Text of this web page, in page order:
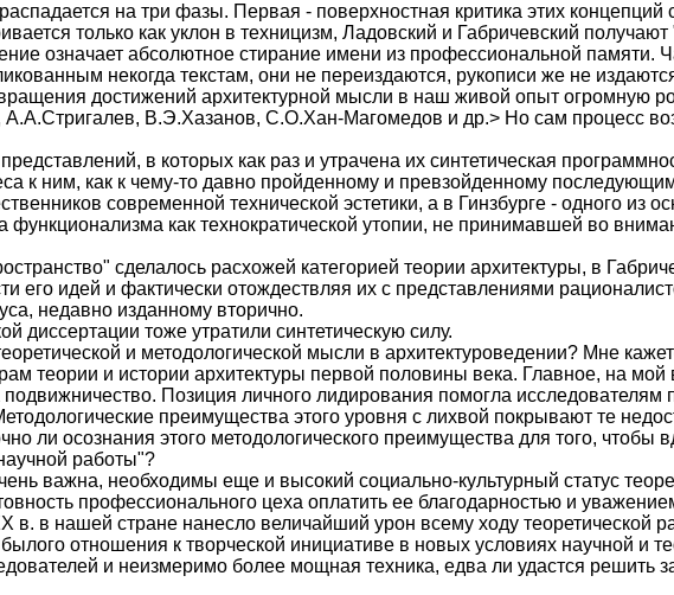
на три фазы. Первая - поверхностная критика этих концепций
только как уклон в техницизм, Ладовский и Габричевский
означает абсолютное стирание имени из профессиональной памяти.
некогда текстам, они не переиздаются, рукописи же не
достижений архитектурной мысли в наш живой опыт огромную
В.Э.Хазанов, С.О.Хан-Магомедов и др.> Но сам процесс
в которых как раз и утрачена их синтетическая
к ним, как к чему-то давно пройденному и превзойденному
современной технической эстетики, а в Гинзбурге - одного из
функционализма как технократической утопии, не принимавшей во
сделалось расхожей категорией теории архитектуры, в
его идей и фактически отождествляя их с представлениями
недавно изданному вторично.
диссертации тоже утратили синтетическую силу.
и методологической мысли в архитектуроведении? Мне
теории и истории архитектуры первой половины века. Главное, на мой
Позиция личного лидирования помогла
преимущества этого уровня с лихвой покрывают те
ли осознания этого методологического преимущества для того, чтобы
работы"?
важна, необходимы еще и высокий социально-культурный статус
профессионального цеха оплатить ее благодарностью и
в. в нашей стране нанесло величайший урон всему ходу теоретической
отношения к творческой инициативе в новых условиях научной и
и неизмеримо более мощная техника, едва ли удастся решить